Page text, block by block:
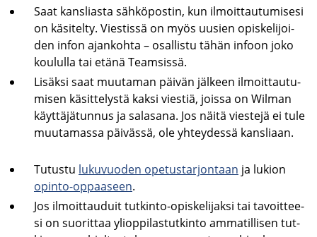
Saat kans­lias­ta säh­kö­pos­tin, kun il­moit­tau­tu­mi­se­si
on kä­si­tel­ty. Vies­tis­sä on myös uusien opis­ke­li­joi­
den infon ajan­koh­ta – osal­lis­tu tähän in­foon joko
kou­lul­la tai etänä Team­sis­sä.
Li­säk­si saat muu­ta­man päi­vän jäl­keen il­moit­tau­tu­
mi­sen kä­sit­te­lys­tä kaksi vies­tiä, jois­sa on Wilman
käyt­tä­jä­tun­nus ja sa­la­sa­na. Jos näitä vies­te­jä ei tule
muu­ta­mas­sa päi­väs­sä, ole yh­tey­des­sä kans­li­aan.
Tu­tus­tu lu­ku­vuo­den ope­tus­tar­jon­taan ja lu­kion
opinto-​oppaaseen.
Jos il­moit­tau­duit tutkinto-​opiskelijaksi tai ta­voit­tee­
si on suo­rit­taa yli­op­pi­las­tut­kin­to am­ma­til­li­sen tut­